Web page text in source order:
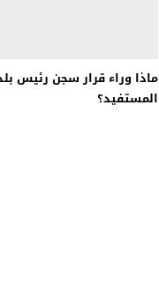
ماذا وراء قرار سجن رئيس
المستفيد؟